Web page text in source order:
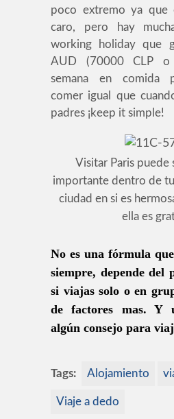
poco extremo ya que
caro, pero hay
working holiday que
AUD (70000 CLP o
semana en comida
comer igual que
padres ¡keep it simple!
Visitar Paris puede
importante dentro de
ciudad en si es
ella es
No es una fórmula
siempre, depende del
si viajas solo o en
de factores mas.Y
algún consejo para
Tags: Alojamiento
Viaje a dedo